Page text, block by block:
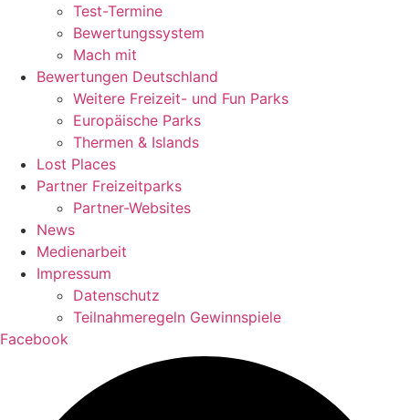
Test-Termine
Bewertungssystem
Mach mit
Bewertungen Deutschland
Weitere Freizeit- und Fun Parks
Europäische Parks
Thermen & Islands
Lost Places
Partner Freizeitparks
Partner-Websites
News
Medienarbeit
Impressum
Datenschutz
Teilnahmeregeln Gewinnspiele
Facebook